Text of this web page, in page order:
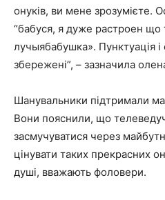
онуків, ви мене зрозумієте.
“бабуся, я дуже растроен
лучыябабушка». Пунктуація і
збережені”, – зазначила
Шанувальники підтримали
Вони пояснили, що
засмучуватися через
цінувати таких прекрасних
душі, вважають фоловери.